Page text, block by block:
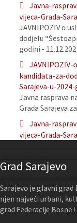
Javna-
vijeca-Grada-
JAVNIPOZIV o
dodjelu
godini -
kandidata-za-
Sarajeva-u-
Javna rasprava
Grada Sarajeva
Javna-
vijeca-Grada-
Grad Sarajevo
Sarajevo je glavni
njen najveći urbani,
grad Federacije Bosne